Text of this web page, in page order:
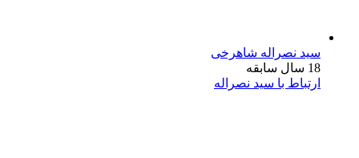
سید نصراله شاهرخی
18 سال سابقه
ارتباط با سید نصراله